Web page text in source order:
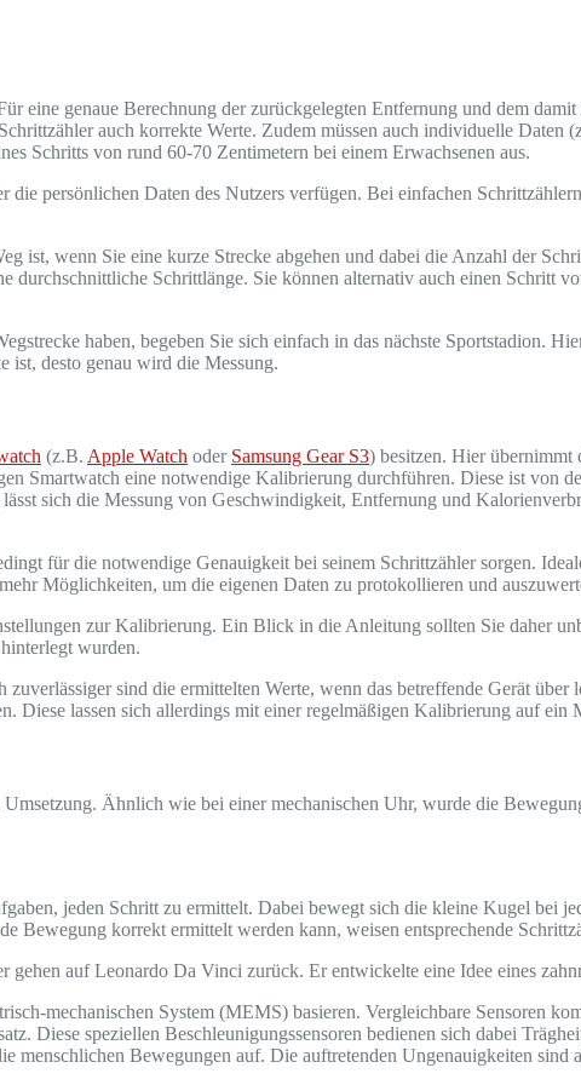
eine genaue Berechnung der zurückgelegten Entfernung und dem
auch korrekte Werte. Zudem müssen auch individuelle Daten
Schritts von rund 60-70 Zentimetern bei einem Erwachsenen aus.
persönlichen Daten des Nutzers verfügen. Bei einfachen
ist, wenn Sie eine kurze Strecke abgehen und dabei die Anzahl der
durchschnittliche Schrittlänge. Sie können alternativ auch einen Schritt
haben, begeben Sie sich einfach in das nächste Sportstadion.
ist, desto genau wird die Messung.
(z.B. Apple Watch oder Samsung Gear S3) besitzen. Hier übernimmt
Smartwatch eine notwendige Kalibrierung durchführen. Diese ist von
sich die Messung von Geschwindigkeit, Entfernung und
für die notwendige Genauigkeit bei seinem Schrittzähler sorgen.
Möglichkeiten, um die eigenen Daten zu protokollieren und
zur Kalibrierung. Ein Blick in die Anleitung sollten Sie daher
wurden.
sind die ermittelten Werte, wenn das betreffende Gerät über
Diese lassen sich allerdings mit einer regelmäßigen Kalibrierung auf ein
Ähnlich wie bei einer mechanischen Uhr, wurde die
jeden Schritt zu ermittelt. Dabei bewegt sich die kleine Kugel bei
Bewegung korrekt ermittelt werden kann, weisen entsprechende
gehen auf Leonardo Da Vinci zurück. Er entwickelte eine Idee eines
mechanischen System (MEMS) basieren. Vergleichbare Sensoren
Diese speziellen Beschleunigungssensoren bedienen sich dabei
menschlichen Bewegungen auf. Die auftretenden Ungenauigkeiten sind